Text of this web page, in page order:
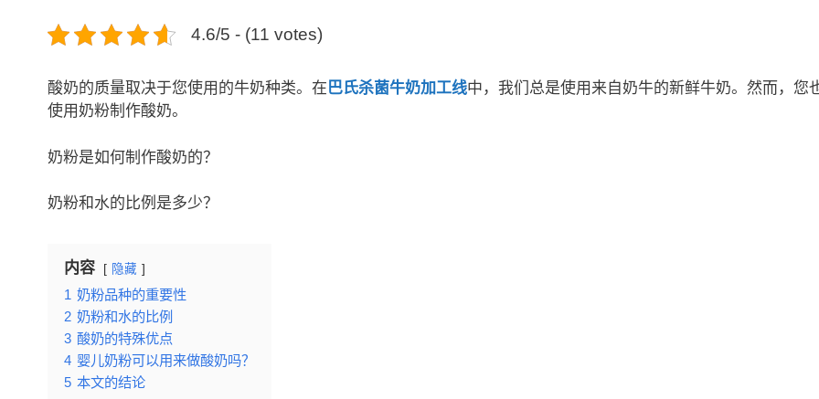
4.6/5 - (11 votes)
酸奶的质量取决于您使用的牛奶种类。在巴氏杀菌牛奶加工线中，我们总是使用来自奶牛的新鲜牛奶。然而，您
使用奶粉制作酸奶。
奶粉是如何制作酸奶的？
奶粉和水的比例是多少？
内容 隐藏
1 奶粉品种的重要性
2 奶粉和水的比例
3 酸奶的特殊优点
4 婴儿奶粉可以用来做酸奶吗？
5 本文的结论